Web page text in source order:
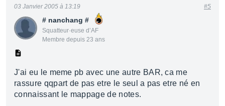
# nanchang #
Squatteur·euse d’AF
Membre depuis 23 ans
03 Janvier 2005 à 13:19 #5
J'ai eu le meme pb avec une autre BAR, ca me
rassure qqpart de pas etre le seul a pas etre né en
connaissant le mappage de notes.